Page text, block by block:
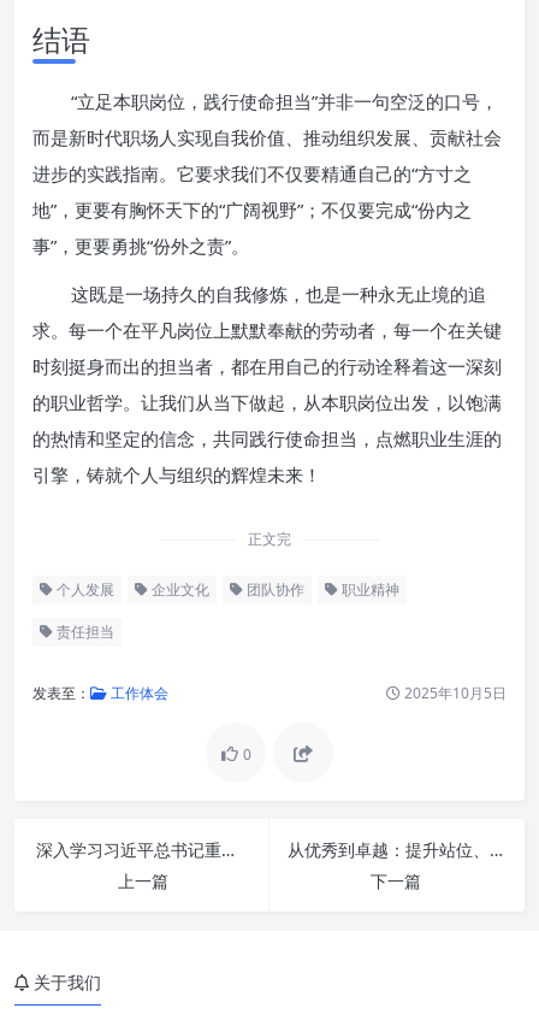
结语
“立足本职岗位，践行使命担当”并非一句空泛的口号，
而是新时代职场人实现自我价值、推动组织发展、贡献社会
进步的实践指南。它要求我们不仅要精通自己的“方寸之
地”，更要有胸怀天下的“广阔视野”；不仅要完成“份内之
事”，更要勇挑“份外之责”。
这既是一场持久的自我修炼，也是一种永无止境的追
求。每一个在平凡岗位上默默奉献的劳动者，每一个在关键
时刻挺身而出的担当者，都在用自己的行动诠释着这一深刻
的职业哲学。让我们从当下做起，从本职岗位出发，以饱满
的热情和坚定的信念，共同践行使命担当，点燃职业生涯的
引擎，铸就个人与组织的辉煌未来！
正文完
个人发展 企业文化 团队协作 职业精神
责任担当
发表至： 工作体会 2025年10月5日
0
深入学习习近平总书记重要指示精神：以感恩之心，行奋进之志，创一流业绩
上一篇
从优秀到卓越：提升站位、提高水平，推进办公室工作再上新台阶
下一篇
关于我们